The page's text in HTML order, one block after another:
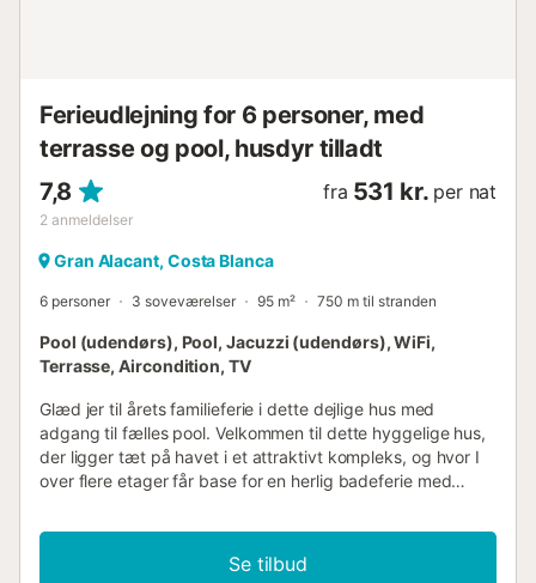
Ferieudlejning for 6 personer, med
terrasse og pool, husdyr tilladt
7,8
2 anmeldelser
fra 531 kr. per nat
Gran Alacant, Costa Blanca
6 personer 3 soveværelser 95 m² 750 m til stranden
Pool (udendørs), Pool, Jacuzzi (udendørs), WiFi,
Terrasse, Aircondition, TV
Glæd jer til årets familieferie i dette dejlige hus med
adgang til fælles pool. Velkommen til dette hyggelige hus,
der ligger tæt på havet i et attraktivt kompleks, og hvor I
over flere etager får base for en herlig badeferie med
møbler og gode faciliteter, der gør det jeres ophold helt og
aldeles bekymringsfrit fra det øjeblik, I stiller kufferterne.
Efter en dejlig dag i det gode vejr kan I flade ud i sofaen
Se tilbud